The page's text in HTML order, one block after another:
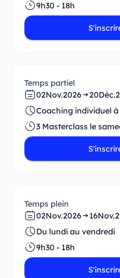
9h30 - 18h
Temps partiel
02Nov.2026 20Déc.
Coaching individuel
3 Masterclass le
Temps plein
02Nov.2026 16Nov.
Du lundi au vendredi
9h30 - 18h